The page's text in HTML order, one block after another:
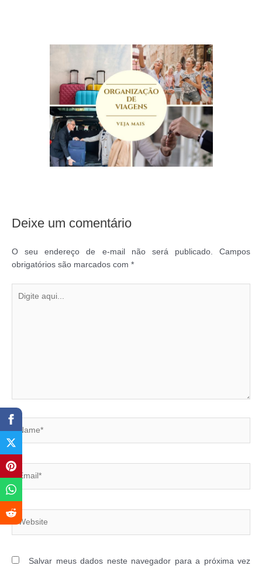
Deixe um comentário
O seu endereço de e-mail não será publicado.
Campos
obrigatórios são marcados com *
aqui...
Name*
Email*
Website
Salvar meus dados neste navegador para a próxima vez